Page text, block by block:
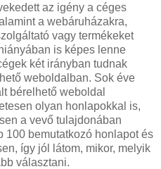
az igény a céges
a webáruházakra,
vagy termékeket
is képes lenne
két irányban tudnak
weboldalban. Sok éve
bérelhető weboldal
olyan honlapokkal is,
a vevő tulajdonában
100 bemutatkozó honlapot és
így jól látom, mikor, melyik
választani.